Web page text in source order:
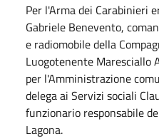
Per l'Arma dei Carabinieri
Gabriele Benevento,
e radiomobile della
Luogotenente Maresciallo
per l'Amministrazione
delega ai Servizi sociali
funzionario responsabile
Lagona.